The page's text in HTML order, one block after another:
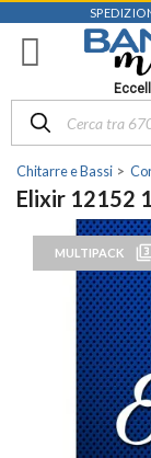
Chitarre e Bassi
Elixir 12152
MULTIPACK filter_3